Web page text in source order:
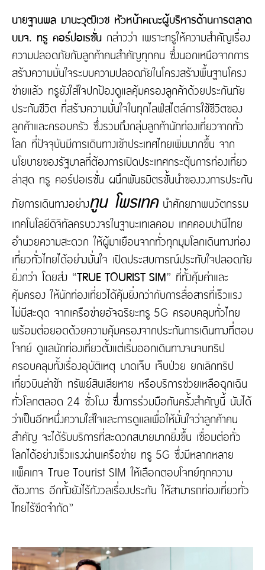
นายฐานพล มานะวุฒิเวช หัวหน้าคณะผู้บริหารด้านการตลาด
บมจ. ทรู คอร์ปอเรชั่น กล่าวว่า เพราะทรูให้ความสำคัญเรื่อง
ความปลอดภัยกับลูกค้าคนสำคัญทุกคน ซึ่งนอกเหนือจากการ
สร้างความมั่นใจระบบความปลอดภัยในโครงสร้างพื้นฐานโครง
ข่ายแล้ว ทรูยังใส่ใจปกป้องดูแลคุ้มครองลูกค้าด้วยประกันภัย
ประกันชีวิต ที่สร้างความมั่นใจในทุกไลฟ์สไตล์การใช้ชีวิตของ
ลูกค้าและครอบครัว ซึ่งรวมถึงกลุ่มลูกค้านักท่องเที่ยวจากทั่ว
โลก ที่ปัจจุบันมีการเดินทางเข้าประเทศไทยเพิ่มมากขึ้น จาก
นโยบายของรัฐบาลที่ต้องการเปิดประเทศกระตุ้นการท่องเที่ยว
ล่าสุด ทรู คอร์ปอเรชั่น ผนึกพันธมิตรชั้นนำของวงการประกัน
ภัยการเดินทางอย่างทูน โพรเทคนำศักยภาพนวัตกรรม
เทคโนโลยีดิจิทัลครบวงจรในฐานะเทเลคอม เทคคอมปานีไทย
อำนวยความสะดวก ให้ผู้มาเยือนจากทั่วทุกมุมโลกเดินทางท่อง
เที่ยวทั่วไทยได้อย่างมั่นใจ เปิดประสบการณ์ประทับใจปลอดภัย
ยิ่งกว่า โดยส่ง “TRUE TOURIST SIM” ที่ทั้งคุ้มค่าและ
คุ้มครอง ให้นักท่องเที่ยวได้คุ้มยิ่งกว่ากับการสื่อสารที่เร็วแรง
ไม่มีสะดุด จากเครือข่ายอัจฉริยะทรู 5G ครอบคลุมทั่วไทย
พร้อมต่อยอดด้วยความคุ้มครองจากประกันการเดินทางที่ตอบ
โจทย์ ดูแลนักท่องเที่ยวตั้งแต่เริ่มออกเดินทางจนจบทริป
ครอบคลุมทั้งเรื่องอุบัติเหตุ บาดเจ็บ เจ็บป่วย ยกเลิกทริป
เที่ยวบินล่าช้า ทรัพย์สินเสียหาย หรือบริการช่วยเหลือฉุกเฉิน
ทั่วโลกตลอด 24 ชั่วโมง ซึ่งการร่วมมือกันครั้งสำคัญนี้ นับได้
ว่าเป็นอีกหนึ่งความใส่ใจและการดูแลเพื่อให้มั่นใจว่าลูกค้าคน
สำคัญ จะได้รับบริการที่สะดวกสบายมากยิ่งขึ้น เชื่อมต่อทั่ว
โลกได้อย่างเร็วแรงผ่านเครือข่าย ทรู 5G ซึ่งมีหลากหลาย
แพ็คเกจ True Tourist SIM ให้เลือกตอบโจทย์ทุกความ
ต้องการ อีกทั้งยังไร้กังวลเรื่องประกัน ให้สามารถท่องเที่ยวทั่ว
ไทยไร้ขีดจำกัด”